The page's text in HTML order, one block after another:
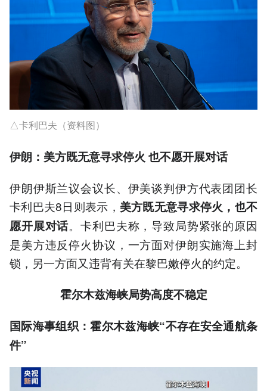
△卡利巴夫（资料图）
伊朗：美方既无意寻求停火 也不愿开展对话
伊朗伊斯兰议会议长、伊美谈判伊方代表团团长
卡利巴夫8日则表示， 美方既无意寻求停火，也不
愿开展对话。卡利巴夫称，导致局势紧张的原因
是美方违反停火协议，一方面对伊朗实施海上封
锁，另一方面又违背有关在黎巴嫩停火的约定。
霍尔木兹海峡局势高度不稳定
国际海事组织：霍尔木兹海峡“不存在安全通航条
件”